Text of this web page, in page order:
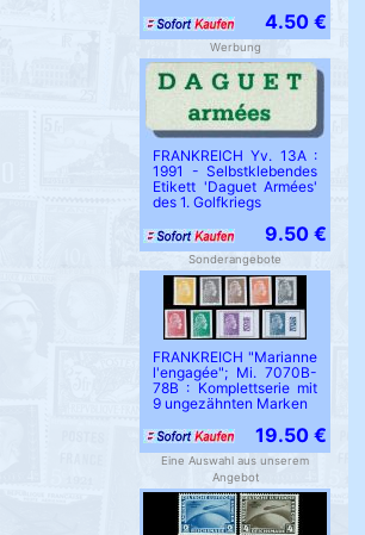
4.50 €
Werbung
FRANKREICH Yv. 13A :
1991 - Selbstklebendes
Etikett 'Daguet Armées'
des 1. Golfkriegs
9.50 €
Sonderangebote
FRANKREICH "Marianne
l'engagée"; Mi. 7070B-
78B : Komplettserie mit
9 ungezähnten Marken
19.50 €
Eine Auswahl aus unserem
Angebot